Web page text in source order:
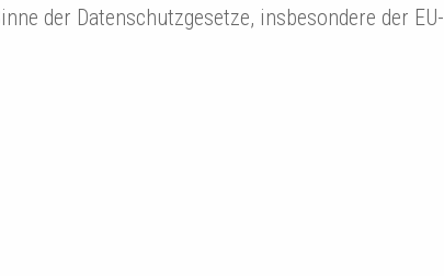
der Datenschutzgesetze, insbesondere der